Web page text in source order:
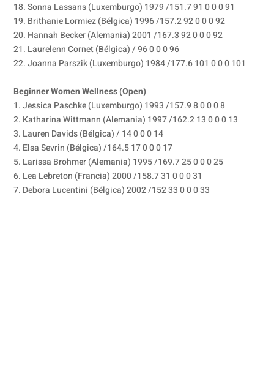
18. Sonna Lassans (Luxemburgo) 1979 /151.7 91 0 0 0 91
19. Brithanie Lormiez (Bélgica) 1996 /157.2 92 0 0 0 92
20. Hannah Becker (Alemania) 2001 /167.3 92 0 0 0 92
21. Laurelenn Cornet (Bélgica) / 96 0 0 0 96
22. Joanna Parszik (Luxemburgo) 1984 /177.6 101 0 0 0 101
Beginner Women Wellness (Open)
1. Jessica Paschke (Luxemburgo) 1993 /157.9 8 0 0 0 8
2. Katharina Wittmann (Alemania) 1997 /162.2 13 0 0 0 13
3. Lauren Davids (Bélgica) / 14 0 0 0 14
4. Elsa Sevrin (Bélgica) /164.5 17 0 0 0 17
5. Larissa Brohmer (Alemania) 1995 /169.7 25 0 0 0 25
6. Lea Lebreton (Francia) 2000 /158.7 31 0 0 0 31
7. Debora Lucentini (Bélgica) 2002 /152 33 0 0 0 33